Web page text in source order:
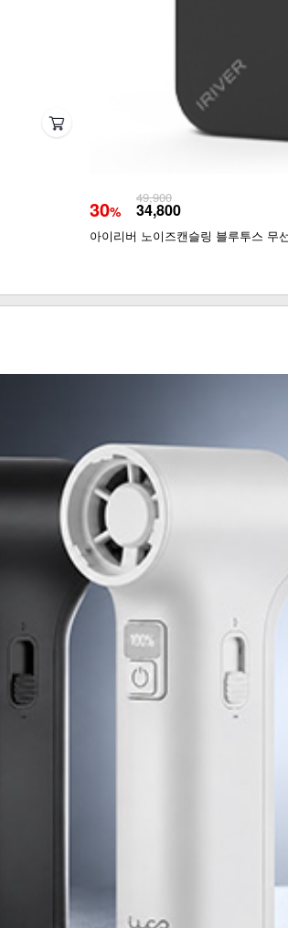
30%
49,900
34,800
아이리버 노이즈캔슬링 블루투스 무